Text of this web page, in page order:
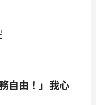
自由！」我心